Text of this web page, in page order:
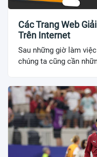
Các Trang Web
Trên Internet
Sau những giờ làm
chúng ta cũng cần